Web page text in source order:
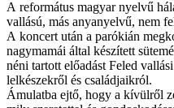
A református magyar nyelvű
vallású, más anyanyelvű, nem
A koncert után a parókián
nagymamái által készített
néni tartott előadást Feled
lelkészekről és családjaikról.
Ámulatba ejtő, hogy a kívülről